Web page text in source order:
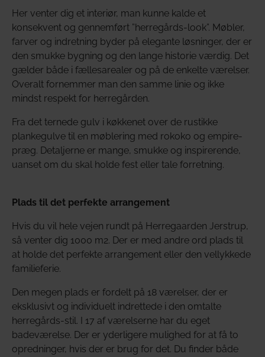
Her venter dig et interiør, man kunne kalde et
konsekvent og gennemført ”herregårds-look”. Møbler,
farver og indretning byder på elegante løsninger, der er
den smukke bygning og den lange historie værdig. Det
gælder både i fællesarealer og på de enkelte værelser.
Overalt fornemmer man den samme linie og ikke
mindst respekt for herregården.
Fra det ternede gulv i køkkenet over de rustikke
plankegulve til en møblering med rokoko og empire-
præg. Detaljerne er mange, smukke og inspirerende,
uanset om du skal holde fest eller tale forretning.
Plads til det perfekte arrangement
Hvis du vil hele vejen rundt på Herregaarden Jerstrup,
så venter dig 1000 m2. Der er med andre ord plads til
at holde det perfekte arrangement eller den vellykkede
familieferie.
Den megen plads er fordelt på 18 værelser, der er
eksklusivt og individuelt indrettede i den omtalte
herregårds-stil. I 17 af værelserne har du eget
badeværelse. Der er yderligere mulighed for at få to
opredninger, hvis der er brug for det. Du finder både